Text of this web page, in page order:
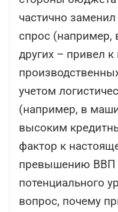
частично
спрос (например,
других – привел
учетом
(например, в
высоким
фактор к
превышению ВВП
потенциального
вопрос, почему